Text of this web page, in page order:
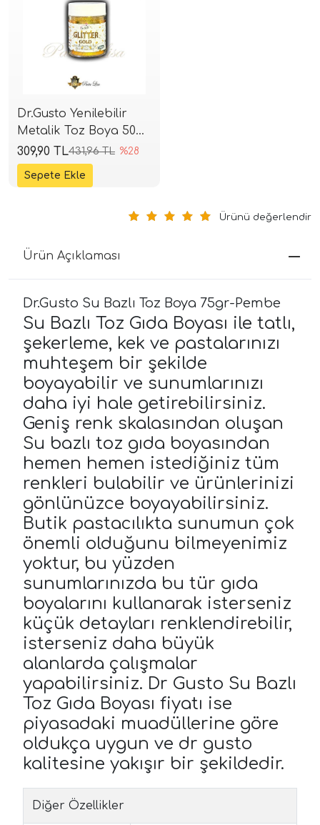
Dr.Gusto Yenilebilir
Metalik Toz Boya 50gr
- Glitter Altın (Extra
Parlak)
431,96 TL %28
309,90 TL
Ürünü değerlendir
Ürün Açıklaması
Dr.Gusto Su Bazlı Toz Boya 75gr-Pembe
Su Bazlı Toz Gıda Boyası ile tatlı,
şekerleme, kek ve pastalarınızı
muhteşem bir şekilde
boyayabilir ve sunumlarınızı
daha iyi hale getirebilirsiniz.
Geniş renk skalasından oluşan
Su bazlı toz gıda boyasından
hemen hemen istediğiniz tüm
renkleri bulabilir ve ürünlerinizi
gönlünüzce boyayabilirsiniz.
Butik pastacılıkta sunumun çok
önemli olduğunu bilmeyenimiz
yoktur, bu yüzden
sunumlarınızda bu tür gıda
boyalarını kullanarak isterseniz
küçük detayları renklendirebilir,
isterseniz daha büyük
alanlarda çalışmalar
yapabilirsiniz. Dr Gusto Su Bazlı
Toz Gıda Boyası fiyatı ise
piyasadaki muadüllerine göre
oldukça uygun ve dr gusto
kalitesine yakışır bir şekildedir.
Diğer Özellikler